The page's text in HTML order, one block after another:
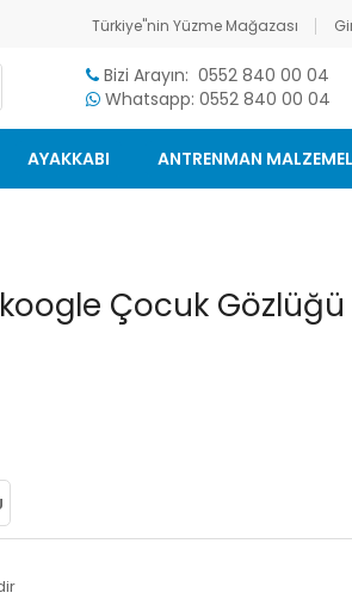
Türkiye"nin Yüzme Mağazası
Bizi Arayın: 0552 840 00 04
Whatsapp: 0552 840 00 04
AYAKKABI ANTRENMAN
Çocuk